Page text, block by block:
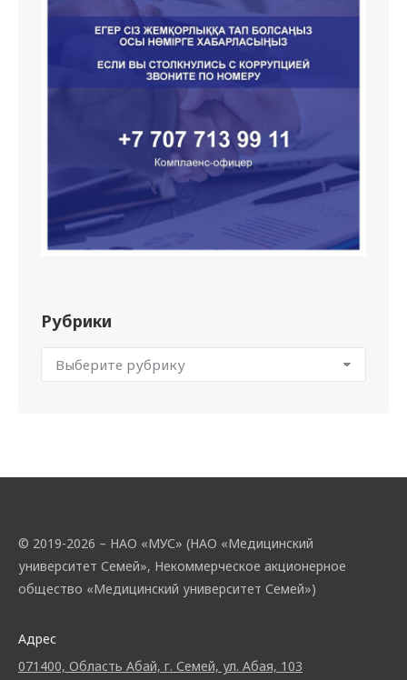
Рубрики
© 2019-2026 – НАО «МУС» (НАО «Медицинский
университет Семей», Некоммерческое акционерное
общество «Медицинский университет Семей»)
Адрес
071400, Область Абай, г. Семей, ул. Абая, 103